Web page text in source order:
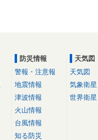
防災情報
警報・注意報
地震情報
津波情報
火山情報
台風情報
知る防災
天気図
天気図
気象衛星
世界衛星